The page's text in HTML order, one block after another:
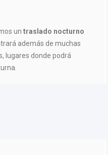
untraslado nocturno
además de muchas
lugares donde podrá